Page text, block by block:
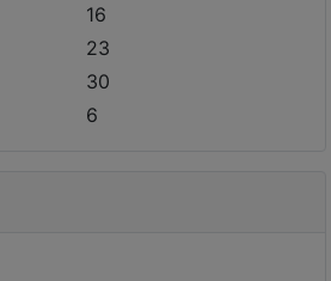
16
23
30
6